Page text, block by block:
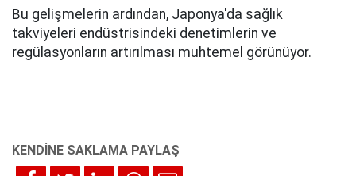
Bu gelişmelerin ardından, Japonya'da sağlık
takviyeleri endüstrisindeki denetimlerin ve
regülasyonların artırılması muhtemel görünüyor.